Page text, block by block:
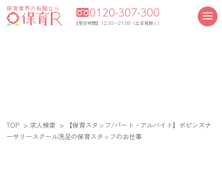
保育業界の転職なら 0120-307-300
【受付時間】 12:30～21:00 （土日祝除く）
TOP > 求人検索 > 【保育スタッフ/パート・アルバイト】ポピンズナ
ーサリースクール洗足の保育スタッフのお仕事